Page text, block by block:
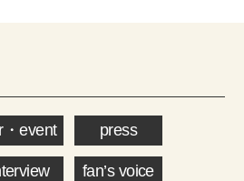
・event press
fan’s voice